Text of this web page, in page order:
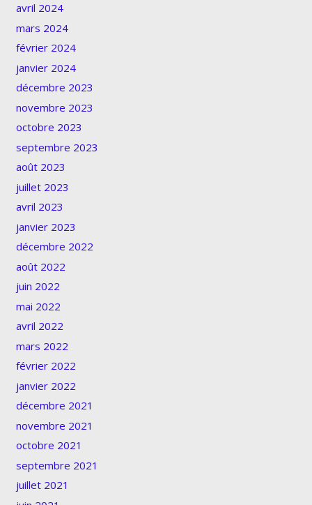
avril 2024
mars 2024
février 2024
janvier 2024
décembre 2023
novembre 2023
octobre 2023
septembre 2023
août 2023
juillet 2023
avril 2023
janvier 2023
décembre 2022
août 2022
juin 2022
mai 2022
avril 2022
mars 2022
février 2022
janvier 2022
décembre 2021
novembre 2021
octobre 2021
septembre 2021
juillet 2021